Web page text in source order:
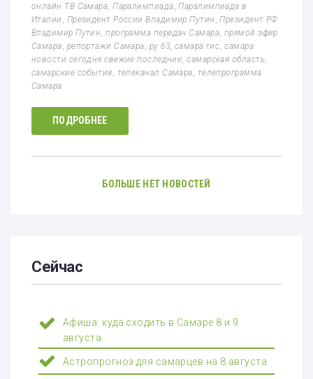
онлайн ТВ Самара ,Паралимпиада ,Паралимпиада в
Италии
Президент России Владимир Путин ,Президент РФ
Владимир Путин ,программа передач Самара прямой эфир
Самара репортажи Самара ру 63, самара гис ,самара
новости сегодня свежие последние ,самарская область,
самарские события телеканал Самара телепрограмма
Самара
ПОДРОБНЕЕ
БОЛЬШЕ НЕТ НОВОСТЕЙ
Сейчас
Афиша: куда сходить в Самаре 8 и 9
августа
Астропрогноз для самарцев на 8 августа